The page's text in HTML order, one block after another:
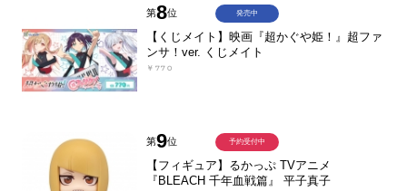
第8位
【くじメイト】映画『超かぐや姫！』超ファ
ンサ！ver. くじメイト
￥770
発売中
第9位
【フィギュア】るかっぷ TVアニメ
『BLEACH 千年血戦篇』 平子真子
予約受付中